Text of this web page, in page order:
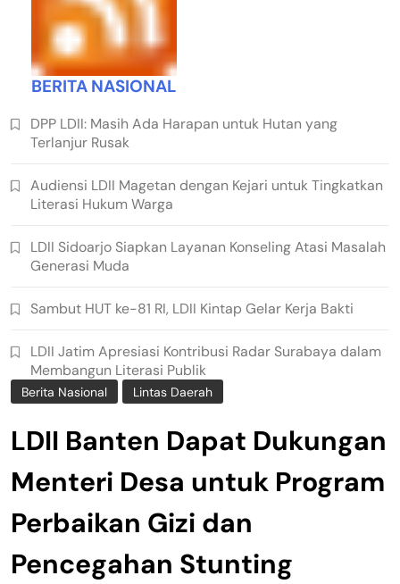
Berita Nasional Lintas Daerah
LDII Banten Dapat Dukungan
Menteri Desa untuk Program
Perbaikan Gizi dan
Pencegahan Stunting
BERITA NASIONAL
DPP LDII: Masih Ada Harapan untuk Hutan yang
Terlanjur Rusak
Audiensi LDII Magetan dengan Kejari untuk Tingkatkan
Literasi Hukum Warga
LDII Sidoarjo Siapkan Layanan Konseling Atasi Masalah
Generasi Muda
Sambut HUT ke-81 RI, LDII Kintap Gelar Kerja Bakti
LDII Jatim Apresiasi Kontribusi Radar Surabaya dalam
Membangun Literasi Publik